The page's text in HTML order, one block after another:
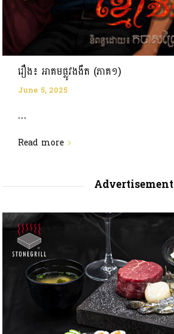
រឿង៖ អាគមផ្លូវងងឹត (ភាគ១)
June 5, 2025
...
Read more
Advertisement